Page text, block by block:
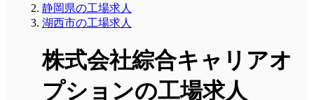
静岡県の工場求人
湖西市の工場求人
株式会社綜合キャリアオ
プションの工場求人